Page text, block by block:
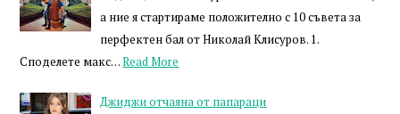
а ние я стартираме положително с 10 съвета за
перфектен бал от Николай Клисуров. 1.
Споделете макс…Read More
Джиджи отчаяна от папараци